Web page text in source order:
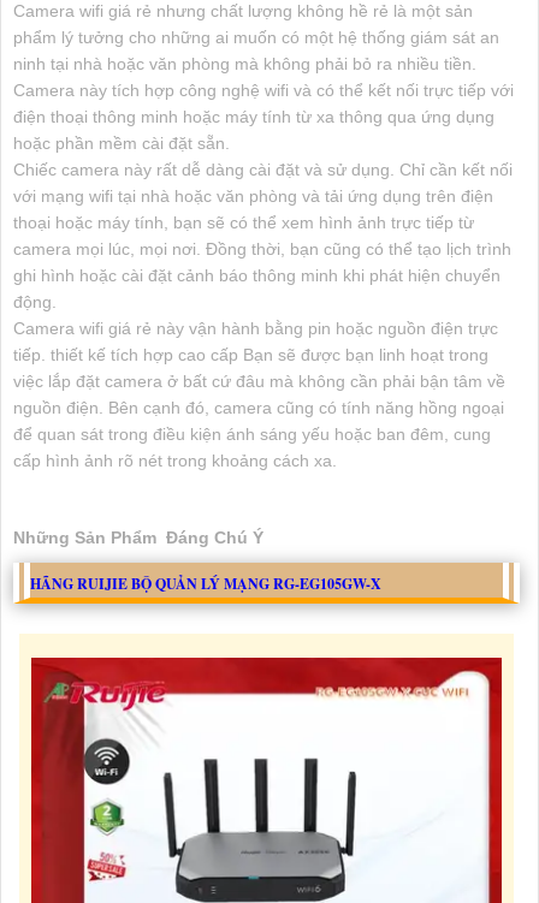
Camera wifi giá rẻ nhưng chất lượng không hề rẻ là một sản
phẩm lý tưởng cho những ai muốn có một hệ thống giám sát an
ninh tại nhà hoặc văn phòng mà không phải bỏ ra nhiều tiền.
Camera này tích hợp công nghệ wifi và có thể kết nối trực tiếp với
điện thoại thông minh hoặc máy tính từ xa thông qua ứng dụng
hoặc phần mềm cài đặt sẵn.
Chiếc camera này rất dễ dàng cài đặt và sử dụng. Chỉ cần kết nối
với mạng wifi tại nhà hoặc văn phòng và tải ứng dụng trên điện
thoại hoặc máy tính, bạn sẽ có thể xem hình ảnh trực tiếp từ
camera mọi lúc, mọi nơi. Đồng thời, bạn cũng có thể tạo lịch trình
ghi hình hoặc cài đặt cảnh báo thông minh khi phát hiện chuyển
động.
Camera wifi giá rẻ này vận hành bằng pin hoặc nguồn điện trực
tiếp. thiết kế tích hợp cao cấp Bạn sẽ được bạn linh hoạt trong
việc lắp đặt camera ở bất cứ đâu mà không cần phải bận tâm về
nguồn điện. Bên cạnh đó, camera cũng có tính năng hồng ngoại
để quan sát trong điều kiện ánh sáng yếu hoặc ban đêm, cung
cấp hình ảnh rõ nét trong khoảng cách xa.
Những Sản Phẩm Đáng Chú Ý
HÃNG RUIJIE BỘ QUẢN LÝ MẠNG RG-EG105GW-X